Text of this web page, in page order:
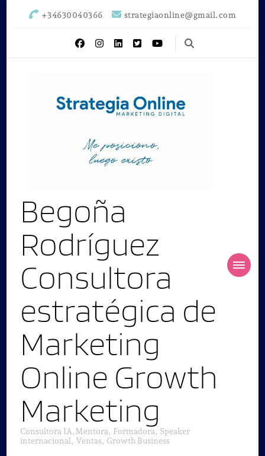
+34630040366 strategiaonline@gmail.com
Begoña
Rodríguez
Consultora
estratégica de
Marketing
Online Growth
Marketing
Consultora IA,Mentora, Formadora, Speaker
internacional, Ventas, Growth Business